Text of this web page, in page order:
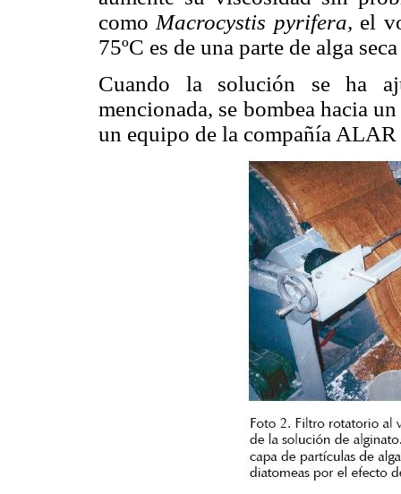
como Macrocystis pyrifera, el
75ºC es de una parte de alga
Cuando la solución se ha
mencionada, se bombea hacia
un equipo de la compañía ALAR